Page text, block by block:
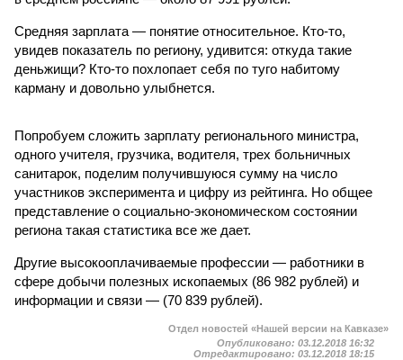
Средняя зарплата — понятие относительное. Кто-то,
увидев показатель по региону, удивится: откуда такие
деньжищи? Кто-то похлопает себя по туго набитому
карману и довольно улыбнется.
Попробуем сложить зарплату регионального министра,
одного учителя, грузчика, водителя, трех больничных
санитарок, поделим получившуюся сумму на число
участников эксперимента и цифру из рейтинга. Но общее
представление о социально-экономическом состоянии
региона такая статистика все же дает.
Другие высокооплачиваемые профессии — работники в
сфере добычи полезных ископаемых (86 982 рублей) и
информации и связи — (70 839 рублей).
Отдел новостей «Нашей версии на Кавказе»
Опубликовано: 03.12.2018 16:32
Отредактировано: 03.12.2018 18:15